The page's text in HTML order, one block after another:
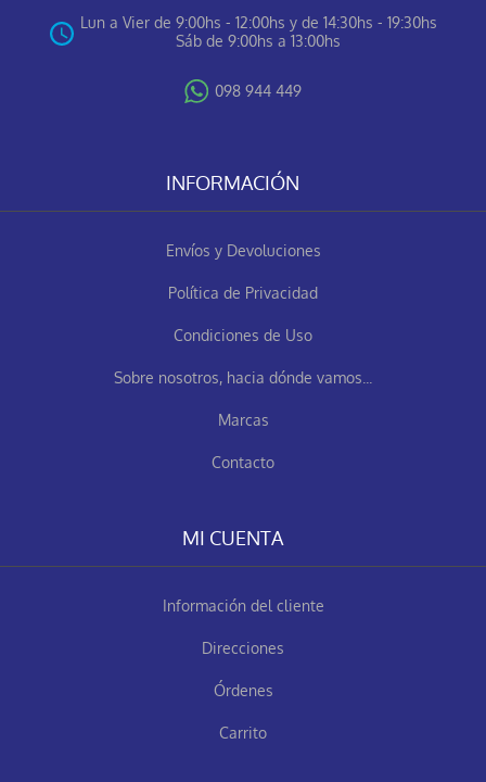
Lun a Vier de 9:00hs - 12:00hs y de 14:30hs - 19:30hs
Sáb de 9:00hs a 13:00hs
098 944 449
INFORMACIÓN
Envíos y Devoluciones
Política de Privacidad
Condiciones de Uso
Sobre nosotros, hacia dónde vamos...
Marcas
Contacto
MI CUENTA
Información del cliente
Direcciones
Órdenes
Carrito